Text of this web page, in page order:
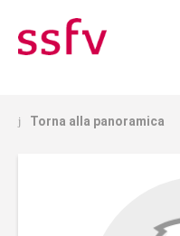
j Torna alla panoramica